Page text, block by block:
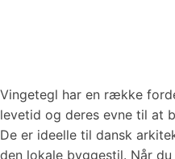
Vingetegl har en række
levetid og deres evne til at
De er ideelle til dansk
den lokale byggestil. Når